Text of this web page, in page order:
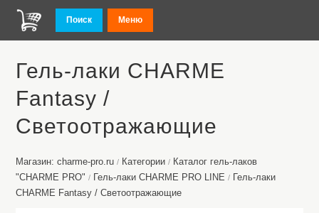
Поиск Меню
Гель-лаки CHARME
Fantasy /
Светоотражающие
Магазин: charme-pro.ru / Категории / Каталог гель-лаков
"CHARME PRO" / Гель-лаки CHARME PRO LINE / Гель-лаки
CHARME Fantasy / Светоотражающие